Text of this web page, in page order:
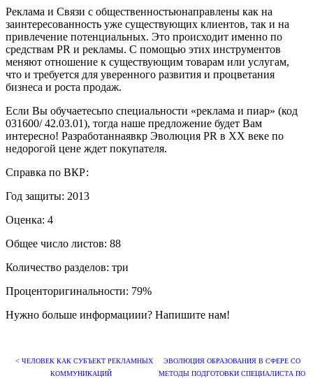
Реклама и Связи с общественностьюнаправлены как на
заинтересованность уже существующих клиентов, так и на
привлечение потенциальных. Это происходит именно по
средствам PR и рекламы. С помощью этих инструментов
меняют отношение к существующим товарам или услугам,
что и требуется для уверенного развития и процветания
бизнеса и роста продаж.
Если Вы обучаетесьпо специальности «реклама и пиар» (код
031600/ 42.03.01), тогда наше предложение будет Вам
интересно! Разработаннаявкр Эволюция PR в XX веке по
недорогой цене ждет покупателя.
Справка по ВКР:
Год защиты: 2013
Оценка: 4
Общее число листов: 88
Количество разделов: три
Проценторигинальности: 79%
Нужно больше информациии? Напишите нам!
< ЧЕЛОВЕК КАК СУБЪЕКТ РЕКЛАМНЫХ
КОММУНИКАЦИЙ
ЭВОЛЮЦИЯ ОБРАЗОВАНИЯ В СФЕРЕ СО
МЕТОДЫ ПОДГОТОВКИ СПЕЦИАЛИСТА ПО